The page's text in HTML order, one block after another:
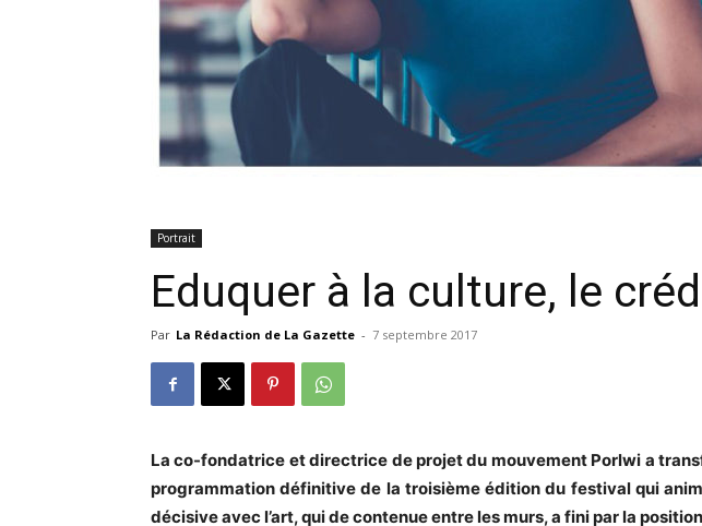
Portrait
Eduquer à la culture, le
Par La Rédaction de La Gazette - 7 septembre 2017
La co-fondatrice et directrice de projet du mouvement Porlwi a
programmation définitive de la troisième édition du festival qui
décisive avec l’art, qui de contenue entre les murs, a fini par la